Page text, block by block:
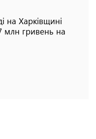
на Харківщині
млн гривень на